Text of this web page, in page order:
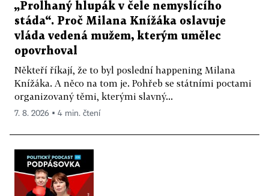
„Prolhaný hlupák v čele nemyslícího
stáda“. Proč Milana Knížáka oslavuje
vláda vedená mužem, kterým umělec
opovrhoval
Někteří říkají, že to byl poslední happening Milana
Knížáka. A něco na tom je. Pohřeb se státními poctami
organizovaný těmi, kterými slavný...
7. 8. 2026 ▪ 4 min. čtení